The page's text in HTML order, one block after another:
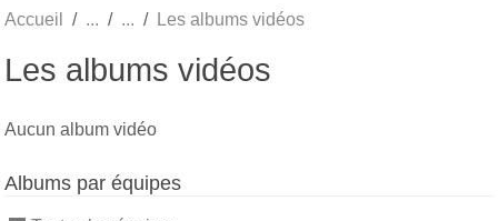
Accueil Les albums vidéos
Les albums vidéos
Aucun album vidéo
Albums par équipes